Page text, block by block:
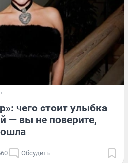
чего стоит улыбка
— вы не поверите,
Обсудить